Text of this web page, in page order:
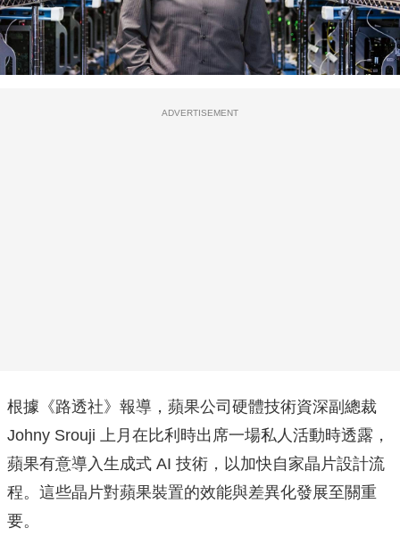
ADVERTISEMENT
根據《路透社》報導，蘋果公司硬體技術資深副總裁
Johny Srouji 上月在比利時出席一場私人活動時透露，
蘋果有意導入生成式 AI 技術，以加快自家晶片設計流
程。這些晶片對蘋果裝置的效能與差異化發展至關重
要。